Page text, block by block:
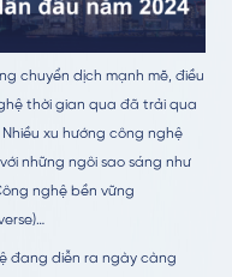
chuyển dịch mạnh mẽ, điều
thời gian qua đã trải qua
xu hướng công nghệ
những ngôi sao sáng như
nghệ bền vững
đang diễn ra ngày càng